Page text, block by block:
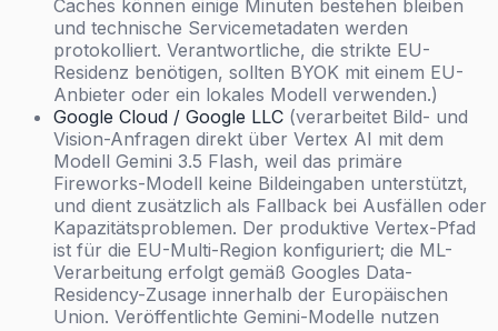
Caches können einige Minuten bestehen bleiben
und technische Servicemetadaten werden
protokolliert. Verantwortliche, die strikte EU-
Residenz benötigen, sollten BYOK mit einem EU-
Anbieter oder ein lokales Modell verwenden.)
Google Cloud / Google LLC (verarbeitet Bild- und
Vision-Anfragen direkt über Vertex AI mit dem
Modell Gemini 3.5 Flash, weil das primäre
Fireworks-Modell keine Bildeingaben unterstützt,
und dient zusätzlich als Fallback bei Ausfällen oder
Kapazitätsproblemen. Der produktive Vertex-Pfad
ist für die EU-Multi-Region konfiguriert; die ML-
Verarbeitung erfolgt gemäß Googles Data-
Residency-Zusage innerhalb der Europäischen
Union. Veröffentlichte Gemini-Modelle nutzen